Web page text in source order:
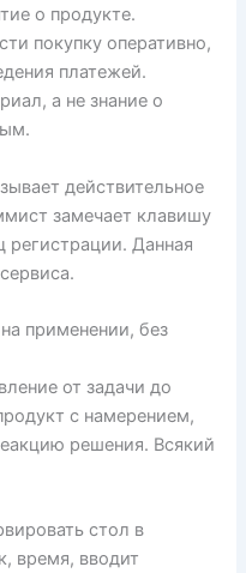
о продукте.
покупку оперативно,
платежей.
а не знание о
действительное
замечает клавишу
регистрации. Данная
применении, без
от задачи до
с намерением,
решения. Всякий
стол в
время, вводит